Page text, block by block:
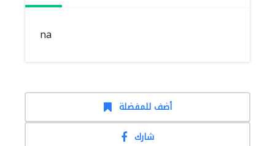
na
أضف للمفضلة
شارك